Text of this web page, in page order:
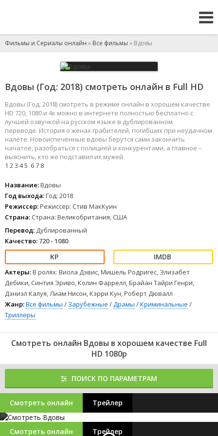
Фильмы и Сериалы онлайн » Все фильмы » Вдовы
Вдовы (Год: 2018) смотреть онлайн в Full HD
Вдовы (Год: 2018) смотреть в режиме онлайн в хорошем качестве
HD 720, 1080 и 4к можно в интернете полностью бесплатно с
лучшей озвучкой на русском языке в дублированном
переводе. История о жёнах грабителей, погибших при неудачном
налёте. Новоиспечённые вдовы берутся сами закончить
начатое, разобраться с полицией и конкурентами, а главное –
выяснить, кто же подставил их мужей.
1 23 45 67 8
Название:Вдовы
Год выхода:Год: 2018
Режиссер:Режиссер: Стив МакКуин
Страна: Страна: Великобритания, США
Перевод: Дублированный
Качество: 720 - 1080
Актеры:В ролях: Виола Дэвис, Мишель Родригес, Элизабет
Дебики, Синтия Эриво, Колин Фаррелл, Брайан Тайри Генри,
Дэниэл Калуя, Лиам Нисон, Кэрри Кун, Роберт Дювалл
Жанр:Все фильмы / Зарубежные /Драмы /Криминальные /
Триллеры
Смотреть онлайн Вдовы в хорошем качестве Full
HD 1080p
ПОИСК ПО ПАРАМЕТРАМ
Смотреть онлайн Трейлер
Смотреть онлайн Трейлер